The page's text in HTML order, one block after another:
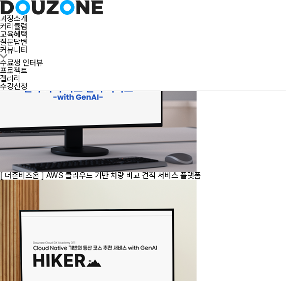
과정소개
커리큘럼
교육혜택
질문답변
커뮤니티
수료생 인터뷰
프로젝트
갤러리
수강신청
수료생 인터뷰
프로젝트
갤러리
프로젝트
[ 더존비즈온 ] AWS 클라우드 기반 차량 비교 견적 서비스 플랫폼